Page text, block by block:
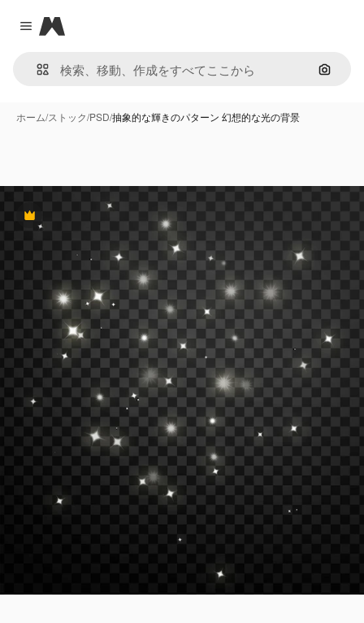
Close menu
Magnific
画像で
ホーム/ストック/PSD/抽象的な輝きのパターン 幻想的な光の背景
Premium